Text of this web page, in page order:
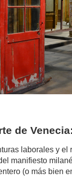
de
laborales y
manifiesto
(o más bien